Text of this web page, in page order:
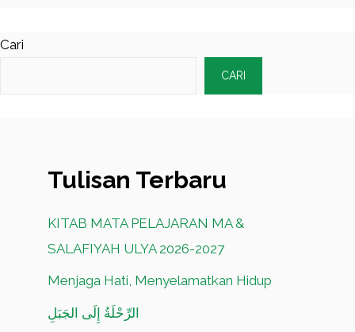
Cari
CARI
Tulisan Terbaru
KITAB MATA PELAJARAN MA &
SALAFIYAH ULYA 2026-2027
Menjaga Hati, Menyelamatkan Hidup
الرِّحْلَةُ إِلَى الجَبَلِ